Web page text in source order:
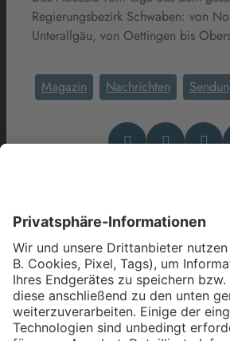
Regierungsbezirk Schwaben: von
Unterallgäu, von Oettingen bis
Magazin Nachrichten
Das könnte Dich auch
interessieren
allgäu.tv